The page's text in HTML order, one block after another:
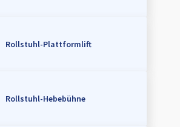
Rollstuhl-Plattformlift
Rollstuhl-Hebebühne